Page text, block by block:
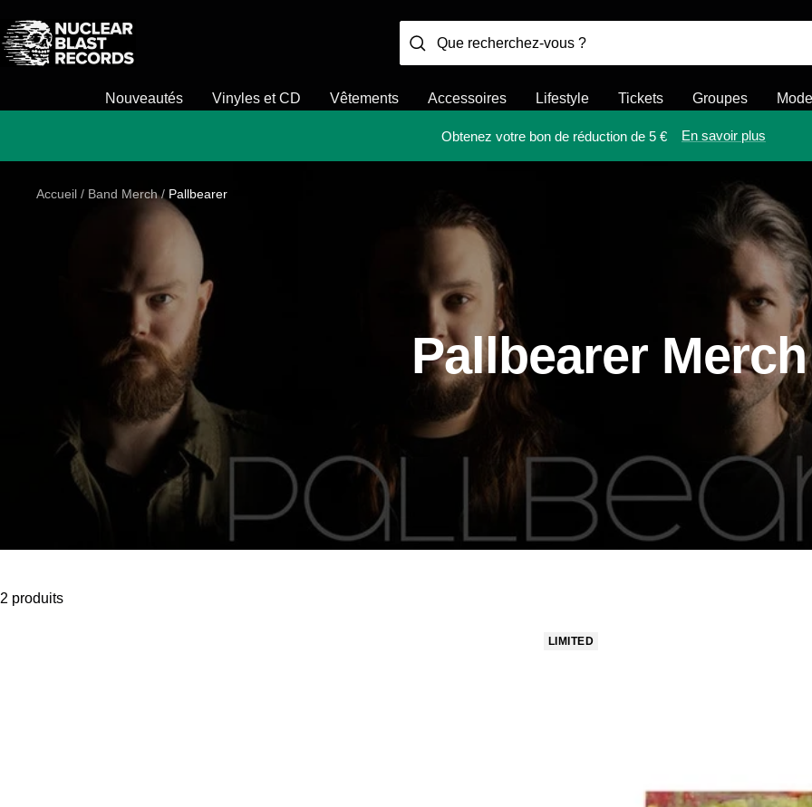
au
contenu
Nuclear
Blast
Nouveautés Vinyles et CD Vêtements Accessoires Lifestyle Tickets Groupes Mode
Obtenez votre bon de réduction de 5 € En savoir plus
Accueil Band Merch Pallbearer
Pallbearer Merch
2 produits
LIMITED